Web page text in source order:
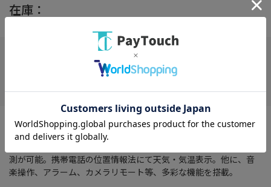
在庫：
在庫がありません
携帯電話と専用アプリにて使用。ワールドタイムを搭載し、業界
でも少ないストレスモニタリング付き。血中酸素濃度測定、電話
測が可能。携帯電話の位置情報法にて天気・気温表示。他に、音
楽操作、アラーム、カメラリモート等、多彩な機能を搭載。